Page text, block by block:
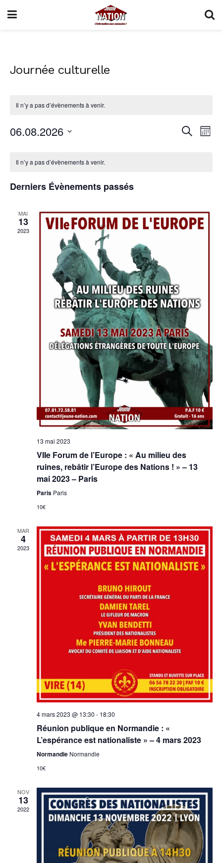
Journée culturelle
Il n’y a pas d’évènements à venir.
Recherche
Mois
06.08.2026
date.
Évènements
Il n’y a pas d’évènements à venir.
Derniers Évènements passés
MAI
13
2023
13 mai 2023
VIIe Forum de l’Europe : « Au milieu des
ruines, rebâtir l’Europe des Nations ! » – 13
mai 2023 – Paris
Paris Paris
10€
MAR
4
2023
4 mars 2023 @ 13:30 - 18:30
Réunion publique en Normandie : «
L’espérance est nationaliste » – 4 mars 2023
Normandie Normandie
10€
NOV
13
2022